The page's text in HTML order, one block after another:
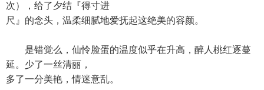
次），给了夕结『得寸进
尺』的念头，温柔细腻地爱抚起这绝美的容颜。
是错觉么，仙怜脸蛋的温度似乎在升高，醉人桃红逐蔓
延。少了一丝清丽，
多了一分美艳，情迷意乱。